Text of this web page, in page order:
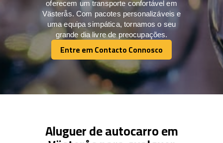
oferecem um transporte confortável em
Västerås. Com pacotes personalizáveis e
uma equipa simpática, tornamos o seu
grande dia livre de preocupações.
Entre em Contacto Connosco
Entre em Contacto Connosco
Aluguer de autocarro em